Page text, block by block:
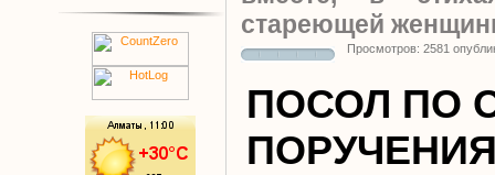
стареющей
Просмотров: 2581
ПОСОЛ ПО